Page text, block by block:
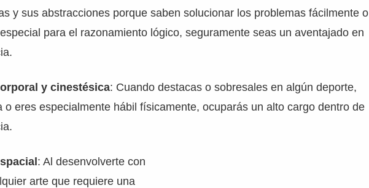
y sus abstracciones porque saben solucionar los problemas fácilmente o
para el razonamiento lógico, seguramente seas un aventajado en
y cinestésica: Cuando destacas o sobresales en algún deporte,
o eres especialmente hábil físicamente, ocuparás un alto cargo dentro de
: Al desenvolverte con
arte que requiere una